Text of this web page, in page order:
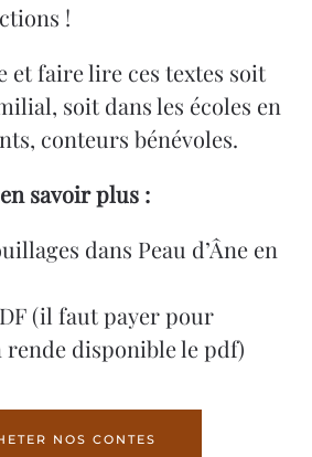
!
et faire lire ces textes soit
soit dans les écoles en
conteurs bénévoles.
savoir plus :
dans Peau d’Âne en
(il faut payer pour
rende disponible le pdf)
NOS CONTES